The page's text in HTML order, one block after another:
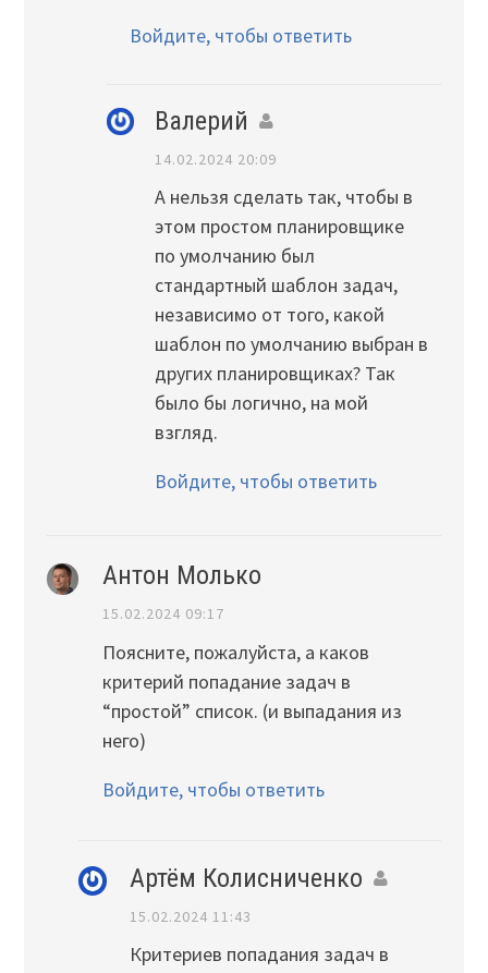
Войдите, чтобы ответить
Валерий
14.02.2024 20:09
А нельзя сделать так, чтобы в
этом простом планировщике
по умолчанию был
стандартный шаблон задач,
независимо от того, какой
шаблон по умолчанию выбран в
других планировщиках? Так
было бы логично, на мой
взгляд.
Войдите, чтобы ответить
Антон Молько
15.02.2024 09:17
Поясните, пожалуйста, а каков
критерий попадание задач в
“простой” список. (и выпадания из
него)
Войдите, чтобы ответить
Артём Колисниченко
15.02.2024 11:43
Критериев попадания задач в